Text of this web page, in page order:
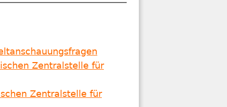
Zentralstelle für
Zentralstelle für